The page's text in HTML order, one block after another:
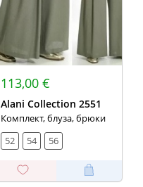
113,00 €
Alani Collection 2551
Комплект, блуза, брюки
52
54 56